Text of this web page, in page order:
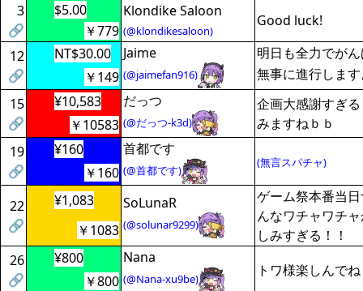
3
🔗
$5.00 Klondike Saloon
(@klondikesaloon)
Good luck!
￥779
12
🔗
NT$30.00 Jaime
(@jaimefan916)
明日も全力でが
無事に進行しま
￥149
15
🔗
¥10,583 だっつ
(@だっつ-k3d)
企画大感謝すぎ
みますねｂｂ
￥10583
19
🔗
¥160 首都です
(@首都です)
(無言スパチャ)
￥160
22
🔗
¥1,083 SoLunaR
(@solunar9299)
ゲーム祭本番当
んなワチャワチ
しみすぎる！！
￥1083
26
🔗
¥800 Nana
(@Nana-xu9be)
トワ様楽しんで
￥800